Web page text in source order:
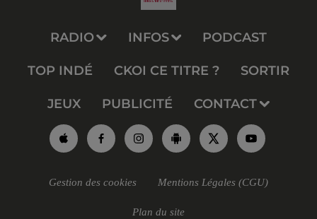
RADIO INFOS PODCAST
TOP INDÉ CKOI CE TITRE ? SORTIR
JEUX PUBLICITÉ CONTACT
Gestion des cookies Mentions Légales (CGU)
Plan du site